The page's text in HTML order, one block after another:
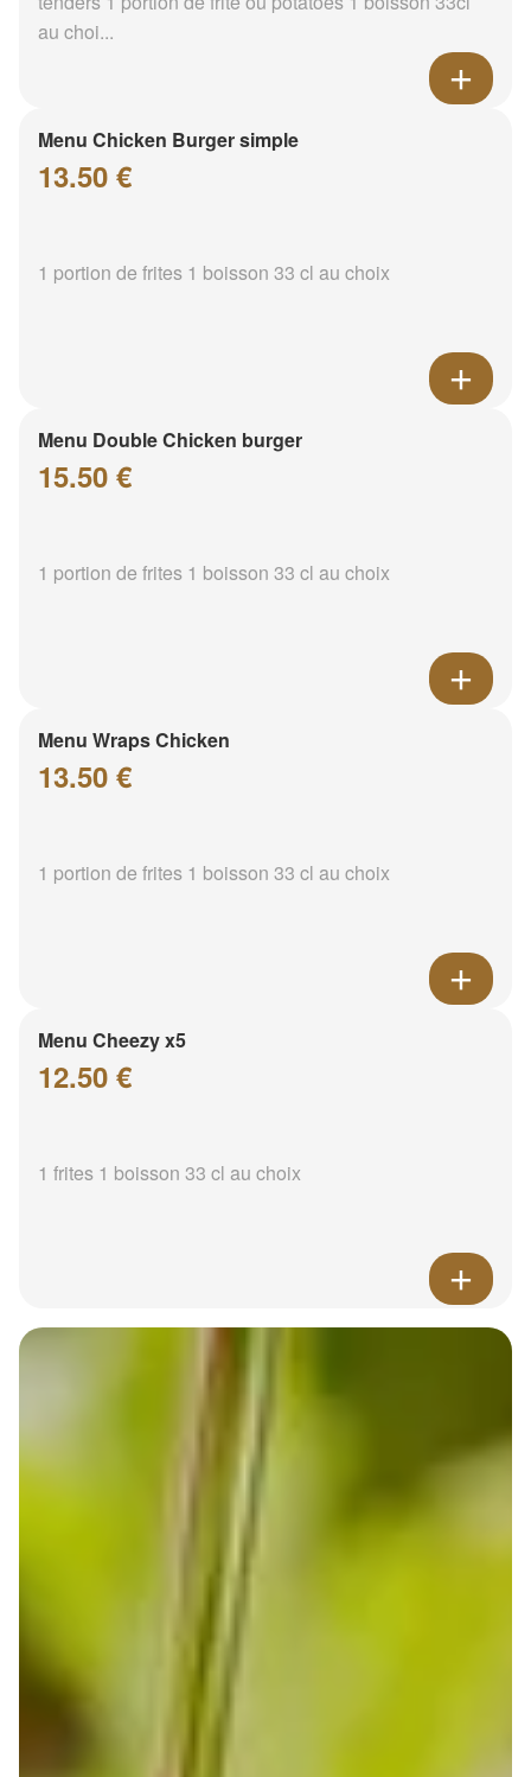
au choi...
Menu Chicken Burger simple
13.50 €
1 portion de frites 1 boisson 33 cl au choix
Menu Double Chicken burger
15.50 €
1 portion de frites 1 boisson 33 cl au choix
Menu Wraps Chicken
13.50 €
1 portion de frites 1 boisson 33 cl au choix
Menu Cheezy x5
12.50 €
1 frites 1 boisson 33 cl au choix